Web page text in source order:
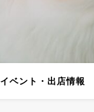
イベント・出店情報